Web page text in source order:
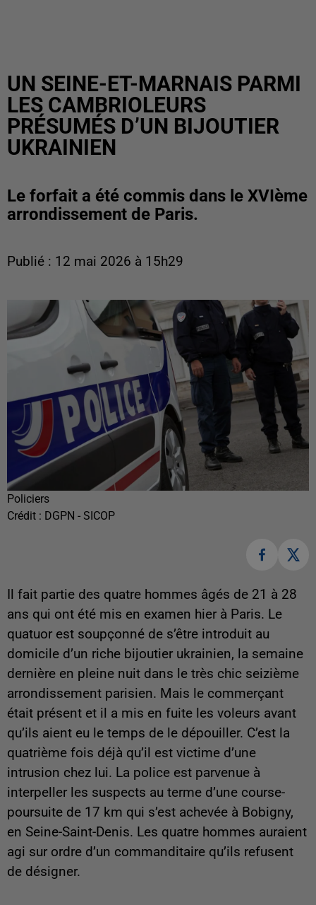
UN SEINE-ET-MARNAIS PARMI
LES CAMBRIOLEURS
PRÉSUMÉS D’UN BIJOUTIER
UKRAINIEN
Le forfait a été commis dans le XVIème
arrondissement de Paris.
Publié : 12 mai 2026 à 15h29
Policiers
Crédit : DGPN - SICOP
Il fait partie des quatre hommes âgés de 21 à 28
ans qui ont été mis en examen hier à Paris. Le
quatuor est soupçonné de s’être introduit au
domicile d’un riche bijoutier ukrainien, la semaine
dernière en pleine nuit dans le très chic seizième
arrondissement parisien. Mais le commerçant
était présent et il a mis en fuite les voleurs avant
qu’ils aient eu le temps de le dépouiller. C’est la
quatrième fois déjà qu’il est victime d’une
intrusion chez lui. La police est parvenue à
interpeller les suspects au terme d’une course-
poursuite de 17 km qui s’est achevée à Bobigny,
en Seine-Saint-Denis. Les quatre hommes auraient
agi sur ordre d’un commanditaire qu’ils refusent
de désigner.